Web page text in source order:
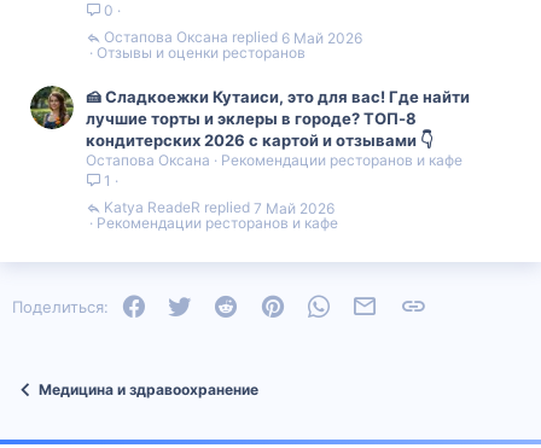
0
Отзывы и оценки ресторанов
6 Май 2026
Остапова Оксана
🍰 Сладкоежки Кутаиси, это для вас! Где найти
лучшие торты и эклеры в городе? ТОП‑8
кондитерских 2026 с картой и отзывами 👇
Остапова Оксана
Рекомендации ресторанов и кафе
1
Рекомендации ресторанов и кафе
7 Май 2026
Katya ReadeR
Поделиться: FacebookTwitter Reddit PinterestWhatsAppЭлектронная почта
Медицина и здравоохранение